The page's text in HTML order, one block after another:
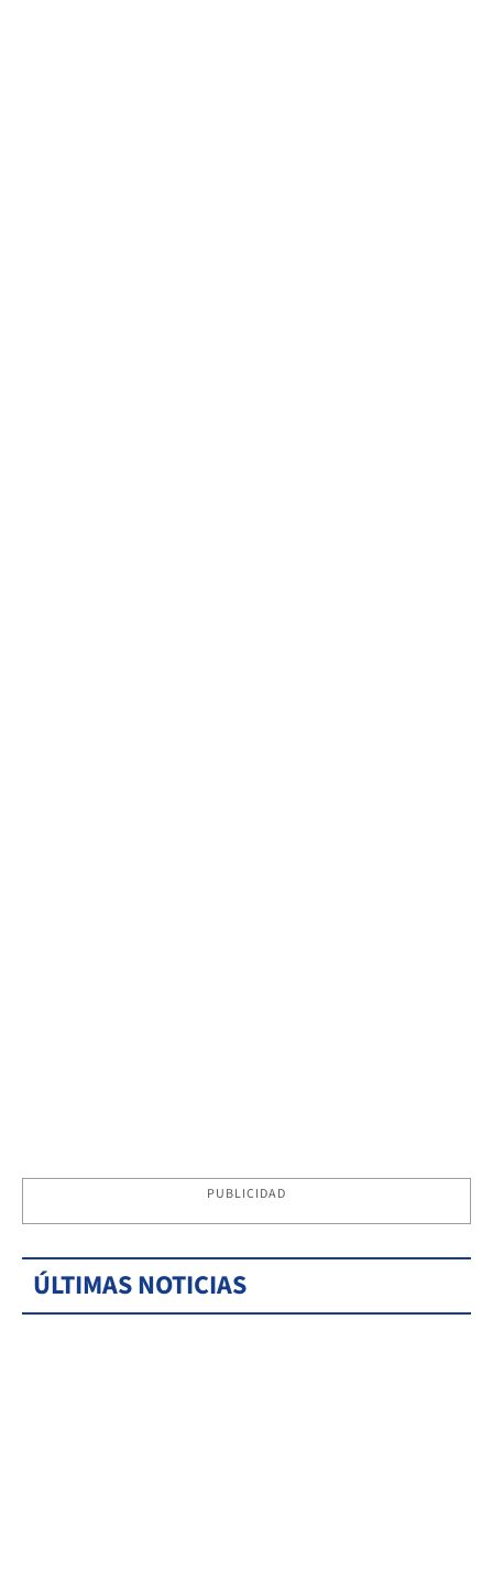
PUBLICIDAD
ÚLTIMAS NOTICIAS